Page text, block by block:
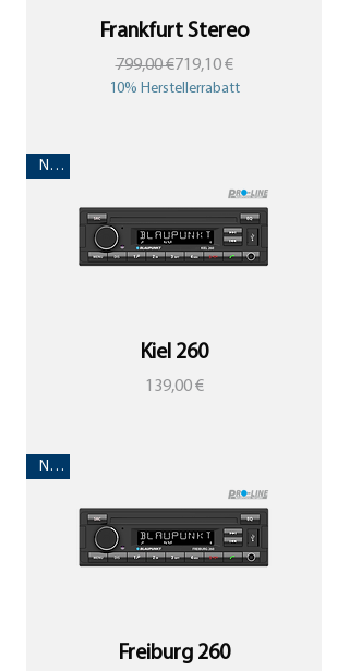
Frankfurt Stereo
Standardpreis
799,00 €Sale-Preis
719,10 €
10% Herstellerrabatt
Neu!
Kiel 260
Preis
139,00 €
Neu!
Freiburg 260